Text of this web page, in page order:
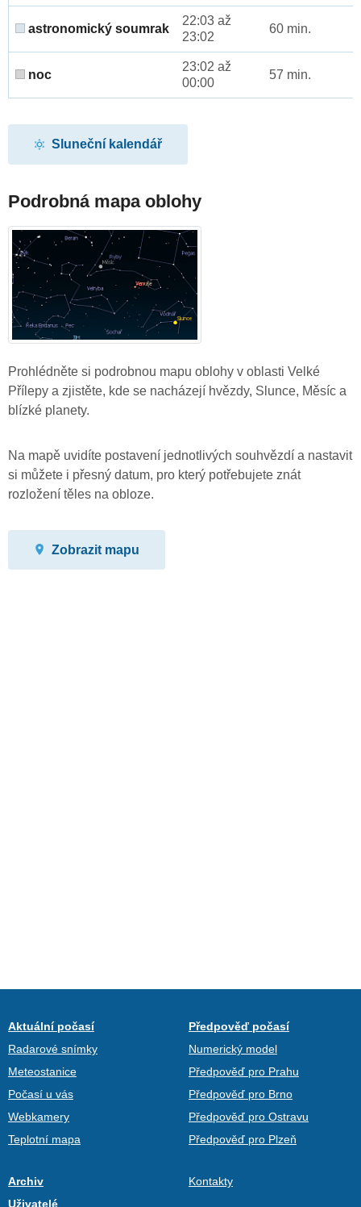
astronomický soumrak
22:03 až
23:02
60 min.
noc
23:02 až
00:00
57 min.
Sluneční kalendář
Podrobná mapa oblohy
Prohlédněte si podrobnou mapu oblohy v oblasti Velké
Přílepy a zjistěte, kde se nacházejí hvězdy, Slunce, Měsíc a
blízké planety.
Na mapě uvidíte postavení jednotlivých souhvězdí a nastavit
si můžete i přesný datum, pro který potřebujete znát
rozložení těles na obloze.
Zobrazit mapu
Aktuální počasí
Radarové snímky
Meteostanice
Počasí u vás
Webkamery
Teplotní mapa
Předpověď počasí
Numerický model
Předpověď pro Prahu
Předpověď pro Brno
Předpověď pro Ostravu
Předpověď pro Plzeň
Archiv
Uživatelé
Kontakty